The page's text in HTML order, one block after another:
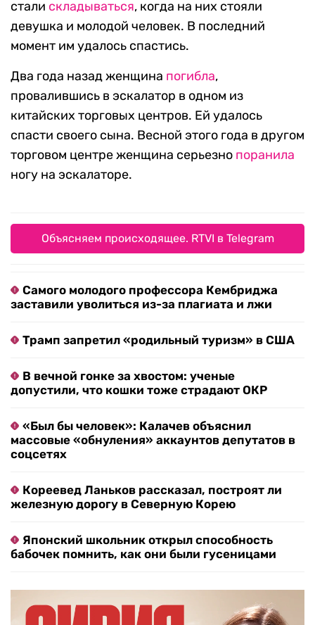
стали складываться, когда на них стояли
девушка и молодой человек. В последний
момент им удалось спастись.
Два года назад женщина погибла,
провалившись в эскалатор в одном из
китайских торговых центров. Ей удалось
спасти своего сына. Весной этого года в другом
торговом центре женщина серьезно поранила
ногу на эскалаторе.
Объясняем происходящее. RTVI в Telegram
Самого молодого профессора Кембриджа
заставили уволиться из-за плагиата и лжи
Трамп запретил «родильный туризм» в США
В вечной гонке за хвостом: ученые
допустили, что кошки тоже страдают ОКР
«Был бы человек»: Калачев объяснил
массовые «обнуления» аккаунтов депутатов в
соцсетях
Кореевед Ланьков рассказал, построят ли
железную дорогу в Северную Корею
Японский школьник открыл способность
бабочек помнить, как они были гусеницами